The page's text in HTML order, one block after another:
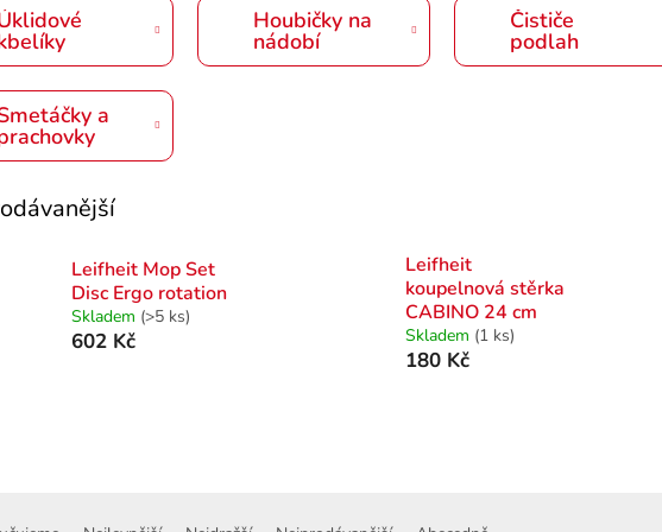
Houbičky na
nádobí
Čističe
podlah
a
Leifheit Mop Set
Disc Ergo rotation
Skladem (>5 ks)
602 Kč
Leifheit
koupelnová stěrka
CABINO 24 cm
Skladem (1 ks)
180 Kč